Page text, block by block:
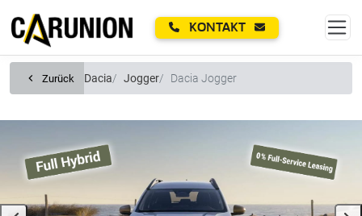
KONTAKT
Zurück Dacia Jogger Dacia Jogger